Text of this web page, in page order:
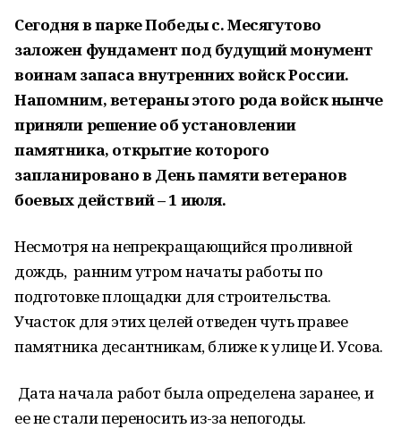
Сегодня в парке Победы с. Месягутово
заложен фундамент под будущий монумент
воинам запаса внутренних войск России.
Напомним, ветераны этого рода войск нынче
приняли решение об установлении
памятника, открытие которого
запланировано в День памяти ветеранов
боевых действий – 1 июля.
Несмотря на непрекращающийся проливной
дождь, ранним утром начаты работы по
подготовке площадки для строительства.
Участок для этих целей отведен чуть правее
памятника десантникам, ближе к улице И. Усова.
Дата начала работ была определена заранее, и
ее не стали переносить из-за непогоды.